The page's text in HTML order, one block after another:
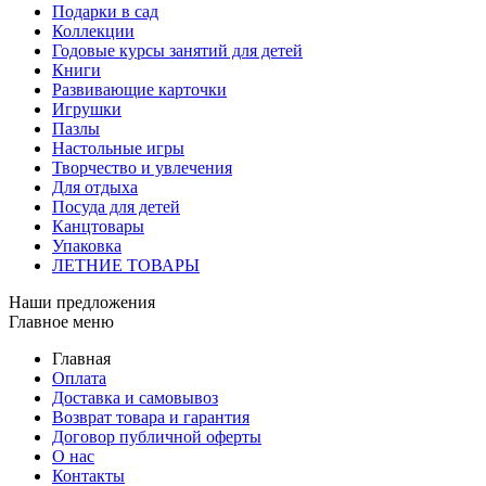
Подарки в сад
Коллекции
Годовые курсы занятий для детей
Книги
Развивающие карточки
Игрушки
Пазлы
Настольные игры
Творчество и увлечения
Для отдыха
Посуда для детей
Канцтовары
Упаковка
ЛЕТНИЕ ТОВАРЫ
Наши предложения
Главное меню
Главная
Оплата
Доставка и самовывоз
Возврат товара и гарантия
Договор публичной оферты
О нас
Контакты